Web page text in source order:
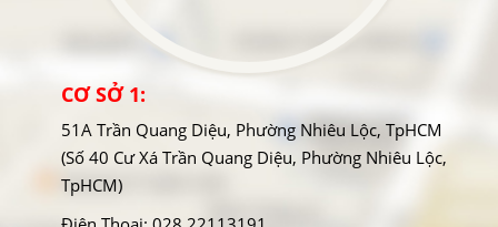
CƠ SỞ 1:
51A Trần Quang Diệu, Phường Nhiêu Lộc, TpHCM
(Số 40 Cư Xá Trần Quang Diệu, Phường Nhiêu Lộc,
TpHCM)